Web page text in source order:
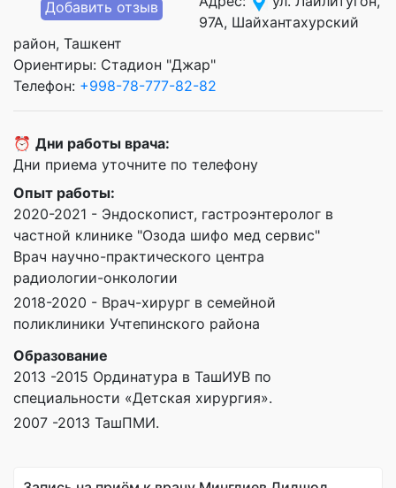
Добавить отзыв
97А, Шайхантахурский
район, Ташкент
Ориентиры: Стадион "Джар"
Телефон: +998-78-777-82-82
⏰ Дни работы врача:
Дни приема уточните по телефону
Опыт работы:
2020-2021 - Эндоскопист, гастроэнтеролог в
частной клинике "Озода шифо мед сервис"
Врач научно-практического центра
радиологии-онкологии
2018-2020 - Врач-хирург в семейной
поликлиники Учтепинского района
Образование
2013 -2015 Ординатура в ТашИУВ по
специальности «Детская хирургия».
2007 -2013 ТашПМИ.